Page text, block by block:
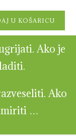
U KOŠARICU
Ako je
Ako
…